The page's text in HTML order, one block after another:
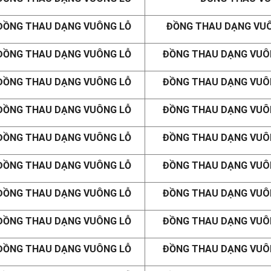
THAU DẠNG VUÔNG LỖ ĐỒNG THAU DẠNG
THAU DẠNG VUÔNG LỖ ĐỒNG THAU DẠNG
THAU DẠNG VUÔNG LỖ ĐỒNG THAU DẠNG
THAU DẠNG VUÔNG LỖ ĐỒNG THAU DẠNG
THAU DẠNG VUÔNG LỖ ĐỒNG THAU DẠNG
THAU DẠNG VUÔNG LỖ ĐỒNG THAU DẠNG
THAU DẠNG VUÔNG LỖ ĐỒNG THAU DẠNG
THAU DẠNG VUÔNG LỖ ĐỒNG THAU DẠNG
THAU DẠNG VUÔNG LỖ ĐỒNG THAU DẠNG